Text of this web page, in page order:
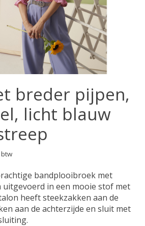
breder pijpen,
licht blauw
btw
bandplooibroek met
uitgevoerd in een mooie stof met
heeft steekzakken aan de
aan de achterzijde en sluit met